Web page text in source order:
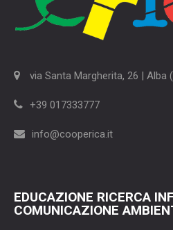
via Santa Margherita, 26 | Alba
+39 017333777
info@cooperica.it
EDUCAZIONE RICERCA
COMUNICAZIONE